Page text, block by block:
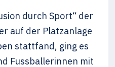
durch Sport“ der
auf der Platzanlage
stattfand, ging es
Fussballerinnen mit